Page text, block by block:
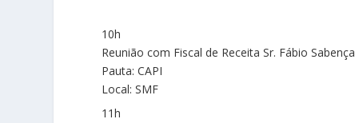
10h
Reunião com Fiscal de Receita Sr. Fábio Sabença
Pauta: CAPI
Local: SMF
11h